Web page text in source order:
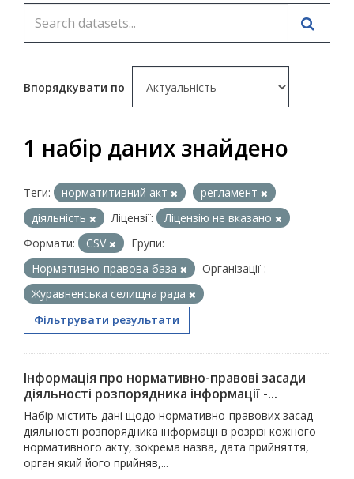
Впорядкувати по
1 набір даних знайдено
Теги: норматитивний акт
регламент
діяльність
Ліцензії:
Ліцензію не вказано
Формати:
CSV
Групи:
Нормативно-правова база
Організації :
Журавненська селищна рада
Фільтрувати результати
Інформація про нормативно-правові засади
діяльності розпорядника інформації -...
Набір містить дані щодо нормативно-правових засад
діяльності розпорядника інформації в розрізі кожного
нормативного акту, зокрема назва, дата прийняття,
орган який його прийняв,...